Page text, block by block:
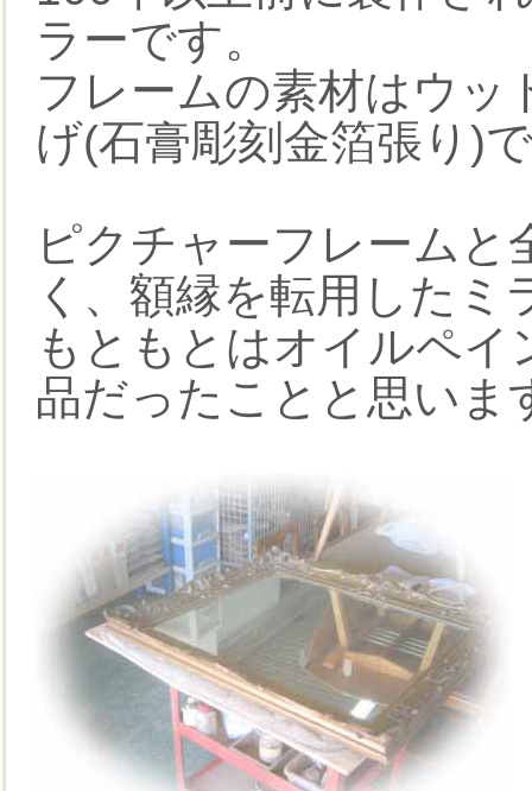
ラーです。
フレームの素材はウッ
げ(石膏彫刻金箔張り)
ピクチャーフレーム
く、額縁を転用したミ
もともとはオイルペ
品だったことと思いま